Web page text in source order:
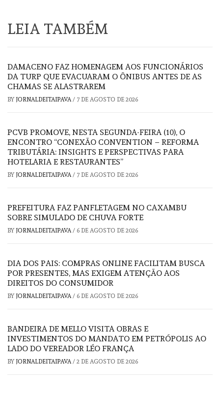
LEIA TAMBÉM
DAMACENO FAZ HOMENAGEM AOS FUNCIONÁRIOS
DA TURP QUE EVACUARAM O ÔNIBUS ANTES DE AS
CHAMAS SE ALASTRAREM
BY JORNALDEITAIPAVA/ 7 DE AGOSTO DE 2026
PCVB PROMOVE, NESTA SEGUNDA-FEIRA (10), O
ENCONTRO “CONEXÃO CONVENTION – REFORMA
TRIBUTÁRIA: INSIGHTS E PERSPECTIVAS PARA
HOTELARIA E RESTAURANTES”
BY JORNALDEITAIPAVA/ 7 DE AGOSTO DE 2026
PREFEITURA FAZ PANFLETAGEM NO CAXAMBU
SOBRE SIMULADO DE CHUVA FORTE
BY JORNALDEITAIPAVA/ 6 DE AGOSTO DE 2026
DIA DOS PAIS: COMPRAS ONLINE FACILITAM BUSCA
POR PRESENTES, MAS EXIGEM ATENÇÃO AOS
DIREITOS DO CONSUMIDOR
BY JORNALDEITAIPAVA/ 6 DE AGOSTO DE 2026
BANDEIRA DE MELLO VISITA OBRAS E
INVESTIMENTOS DO MANDATO EM PETRÓPOLIS AO
LADO DO VEREADOR LÉO FRANÇA
BY JORNALDEITAIPAVA/ 2 DE AGOSTO DE 2026